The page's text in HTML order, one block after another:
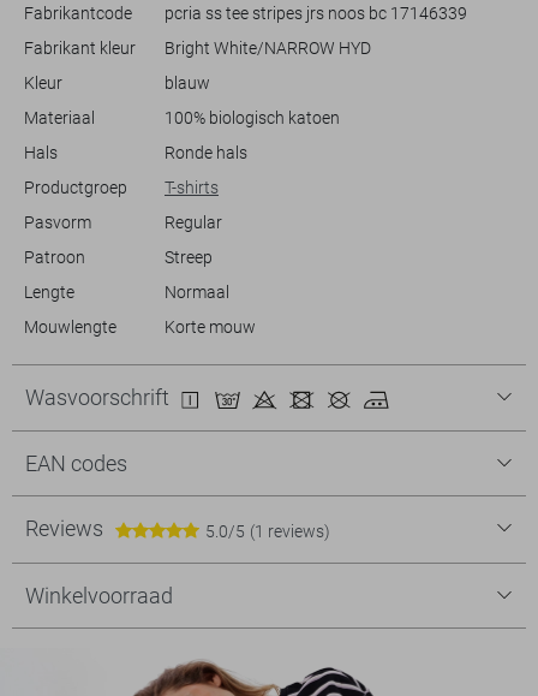
mixen en matchen met een jeans of een leuke rok. De normale lengte
geeft je voldoende bewegingsvrijheid zonder concessies te doen aan
modebewuste vrouw.
Fabrikantcode
pcria ss tee stripes jrs noos bc 17146339
Fabrikant kleur
Bright White/NARROW HYD
Kleur
blauw
Materiaal
100% biologisch katoen
Hals
Ronde hals
Productgroep
T-shirts
Pasvorm
Regular
Patroon
Streep
Lengte
Normaal
Mouwlengte
Korte mouw
Wasvoorschrift
EAN codes
Reviews 5.0/5 (1 reviews)
Winkelvoorraad